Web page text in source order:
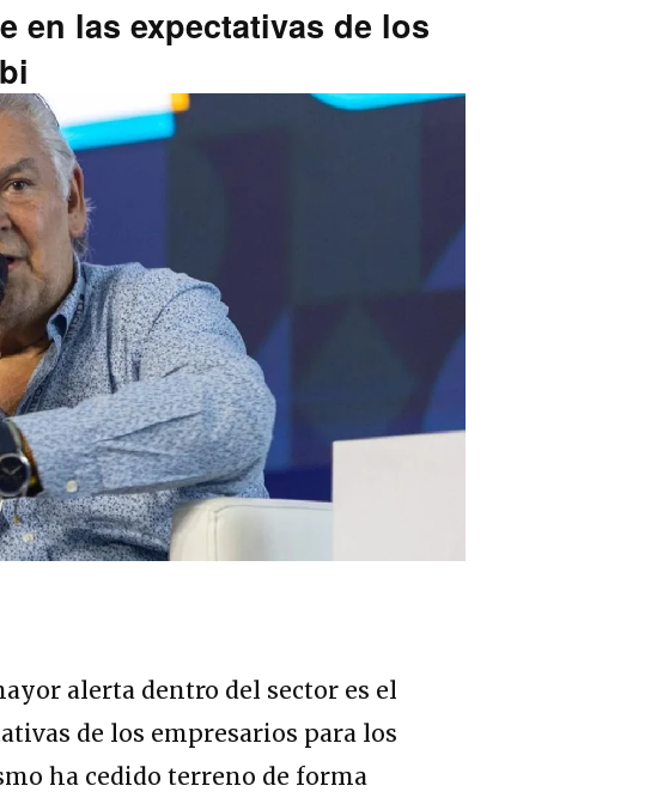
en las expectativas de los
alerta dentro del sector es el
de los empresarios para los
ha cedido terreno de forma